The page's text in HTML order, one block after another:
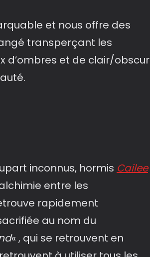
et nous offre des
transperçant les
d’ombres et de clair/obscur
inconnus, hormis Cailee
entre les
rapidement
au nom du
« , qui se retrouvent en